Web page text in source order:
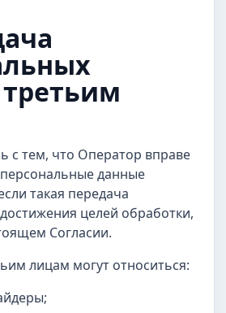
с тем, что Оператор вправе
данные
такая передача
целей обработки,
Согласии.
лицам могут относиться: